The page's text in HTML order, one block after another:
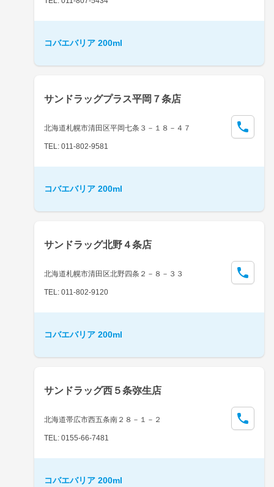
コバエバリア 200ml
サンドラッグプラス平岡７条店
北海道札幌市清田区平岡七条３－１８－４７
TEL: 011-802-9581
コバエバリア 200ml
サンドラッグ北野４条店
北海道札幌市清田区北野四条２－８－３３
TEL: 011-802-9120
コバエバリア 200ml
サンドラッグ西５条弥生店
北海道帯広市西五条南２８－１－２
TEL: 0155-66-7481
コバエバリア 200ml